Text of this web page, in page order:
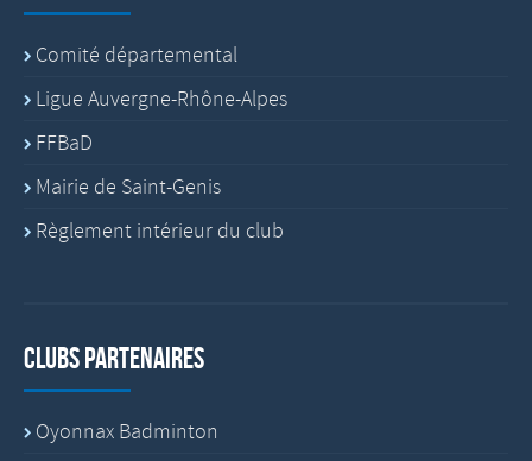
Comité départemental
Ligue Auvergne-Rhône-Alpes
FFBaD
Mairie de Saint-Genis
Règlement intérieur du club
Clubs partenaires
Oyonnax Badminton